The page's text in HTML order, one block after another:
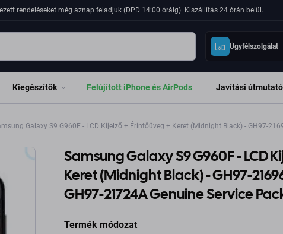
rendeléseket még aznap feladjuk (DPD 14:00 óráig). Kiszállítás 24 órán belül.
Ügyfélszolgálat
Kiegészítők Felújított iPhone és AirPods Javítási
Galaxy S9 G960F - LCD Kijelző + Érintőüveg + Keret (Midnight Black) - GH97-
Samsung Galaxy S9 G960F - LCD
Keret (Midnight Black) - GH97-
GH97-21724A Genuine Service
Termék módozat